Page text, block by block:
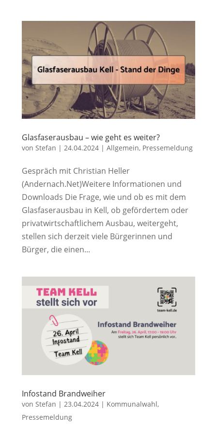
Glasfaserausbau – wie geht es weiter?
von Stefan | 24.04.2024| Allgemein, Pressemeldung
Gespräch mit Christian Heller
(Andernach.Net)Weitere Informationen und
Downloads Die Frage, wie und ob es mit dem
Glasfaserausbau in Kell, ob gefördertem oder
privatwirtschaftlichem Ausbau, weitergeht,
stellen sich derzeit viele Bürgerinnen und
Bürger, die einen...
Infostand Brandweiher
von Stefan | 23.04.2024| Kommunalwahl,
Pressemeldung